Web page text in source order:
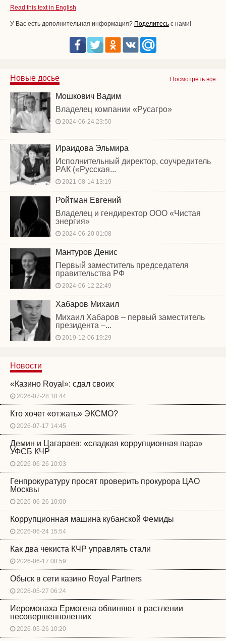
Read this text in English
У Вас есть дополнительная информация? Поделитесь с нами!
Посмотреть все
Новые досье
Мошкович Вадим
Владелец компании «Русагро»
2024-06-24 23:50
Ираидова Эльмира
Исполнительный директор, соучредитель
РАК («Русская...
2021-08-14 13:19
Ройтман Евгений
Владелец и гендиректор ООО «Чистая
энергия»
2024-06-20 01:08
Мантуров Денис
Первый заместитель председателя
правительства РФ
2024-06-12 22:49
Хабаров Михаил
Михаил Хабаров – первый заместитель
президента –...
2019-12-06 19:29
Новости
«Казино Royal»: сдал своих
2026-07-28 18:44
Кто хочет «отжать» ЭКСМО?
2026-07-17 14:45
Демин и Цагараев: «сладкая коррупционная пара»
УФСБ КЧР
2026-06-26 10:03
Генпрокуратуру просят проверить прокурора ЦАО
Москвы
2026-06-26 10:00
Коррупционная машина кубанской Фемиды
2026-06-24 15:54
Как два чекиста КЧР управлять стали
2026-06-17 08:59
Обыск в сети казино Royal Partners
2026-05-27 06:24
Иеромонаха Ермогена обвиняют в растлении
несовершеннолетних
2026-05-26 10:20